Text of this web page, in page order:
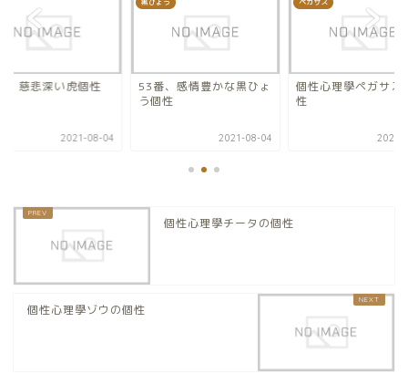
、慈悲深い虎個性
2021-08-04
53番、感情豊かな黒ひょ
う個性
2021-08-04
個性心理學ペガサス
性
2020-
個性心理學チータの個性
個性心理學ゾウの個性